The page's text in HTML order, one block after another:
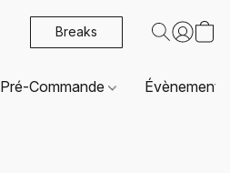
Breaks
Pré-Commande Évènements